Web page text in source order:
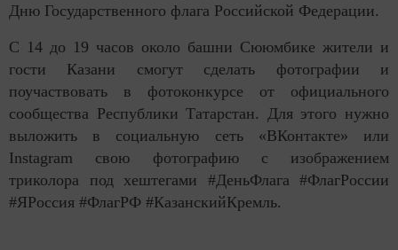
Дню Государственного флага Российской Федерации.
С 14 до 19 часов около башни Сююмбике жители и
гости Казани смогут сделать фотографии и
поучаствовать в фотоконкурсе от официального
сообщества Республики Татарстан. Для этого нужно
выложить в социальную сеть «ВКонтакте» или
Instagram свою фотографию с изображением
триколора под хештегами #ДеньФлага #ФлагРоссии
#ЯРоссия #ФлагРФ #КазанскийКремль.